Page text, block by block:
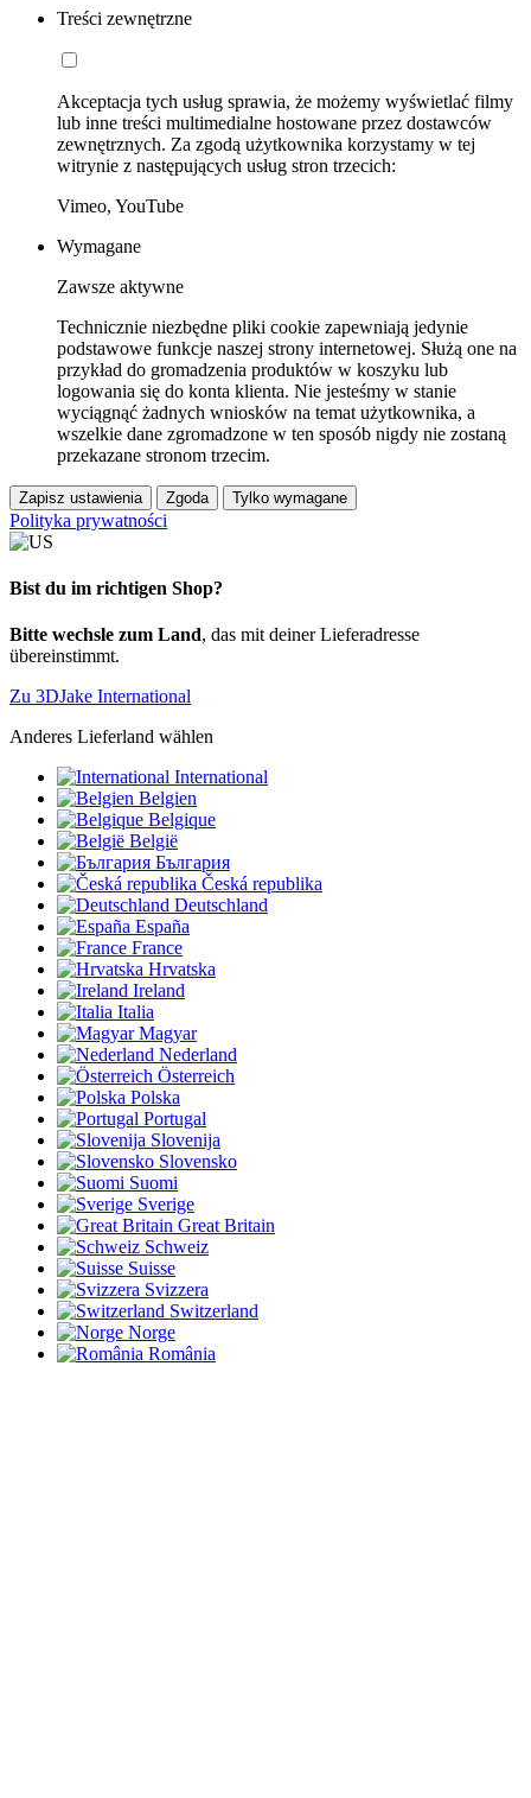
Treści zewnętrzne
Akceptacja tych usług sprawia, że możemy wyświetlać filmy
lub inne treści multimedialne hostowane przez dostawców
zewnętrznych. Za zgodą użytkownika korzystamy w tej
witrynie z następujących usług stron trzecich:
Vimeo, YouTube
Wymagane
Zawsze aktywne
Technicznie niezbędne pliki cookie zapewniają jedynie
podstawowe funkcje naszej strony internetowej. Służą one na
przykład do gromadzenia produktów w koszyku lub
logowania się do konta klienta. Nie jesteśmy w stanie
wyciągnąć żadnych wniosków na temat użytkownika, a
wszelkie dane zgromadzone w ten sposób nigdy nie zostaną
przekazane stronom trzecim.
Zapisz ustawienia Zgoda Tylko wymagane
Polityka prywatności
Bist du im richtigen Shop?
Bitte wechsle zum Land, das mit deiner Lieferadresse
übereinstimmt.
Zu 3DJake International
Anderes Lieferland wählen
International
Belgien
Belgique
België
България
Česká republika
Deutschland
España
France
Hrvatska
Ireland
Italia
Magyar
Nederland
Österreich
Polska
Portugal
Slovenija
Slovensko
Suomi
Sverige
Great Britain
Schweiz
Suisse
Svizzera
Switzerland
Norge
România